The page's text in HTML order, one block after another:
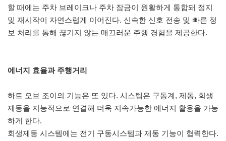
할 때에는 주차 브레이크나 주차 잠금이 원활하게 통합돼 정지
및 재시작이 자연스럽게 이어진다. 신속한 신호 전송 및 빠른 정
보 처리를 통해 끊기지 않는 매끄러운 주행 경험을 제공한다.
에너지 효율과 주행거리
하트 오브 조이의 기능은 또 있다. 시스템은 구동계, 제동, 회생
제동을 지능적으로 연결해 더욱 지속가능한 에너지 활용을 가능
하게 한다.
회생제동 시스템에는 전기 구동시스템과 제동 기능이 협력한다.